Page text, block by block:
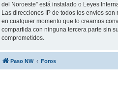
del Noroeste” está instalado o Leyes
Las direcciones IP de todos los envíos
en cualquier momento que lo creamos
compartida con ninguna tercera parte sin
comprometidos.
Paso NW Foros